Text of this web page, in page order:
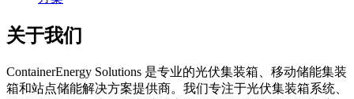
关于我们
ContainerEnergy Solutions 是专业的光伏集装箱、移动储能集装
箱和站点储能解决方案提供商。我们专注于光伏集装箱系统、